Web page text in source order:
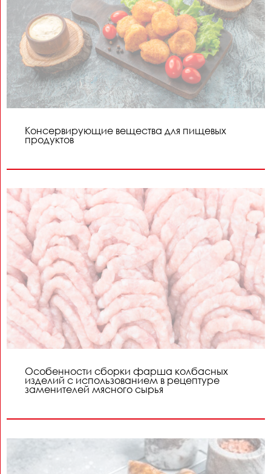
Консервирующие вещества для пищевых
продуктов
Особенности сборки фарша колбасных
изделий с использованием в рецептуре
заменителей мясного сырья